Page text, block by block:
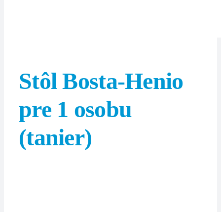
Stôl Bosta-Henio
pre 1 osobu
(tanier)